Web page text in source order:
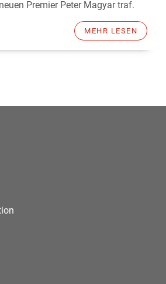
Premier Peter Magyar traf.
MEHR LESEN